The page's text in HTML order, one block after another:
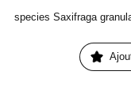
species Saxifraga